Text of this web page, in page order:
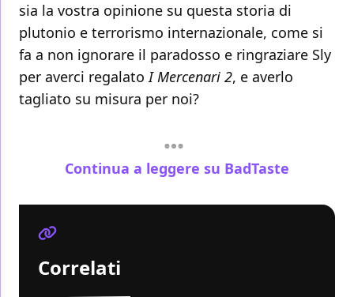
sia la vostra opinione su questa storia di
plutonio e terrorismo internazionale, come si
fa a non ignorare il paradosso e ringraziare Sly
per averci regalatoI Mercenari 2, e averlo
tagliato su misura per noi?
Continua a leggere su BadTaste
Correlati